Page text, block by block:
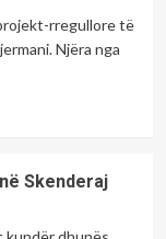
rregullore të
Njëra nga
Skenderaj